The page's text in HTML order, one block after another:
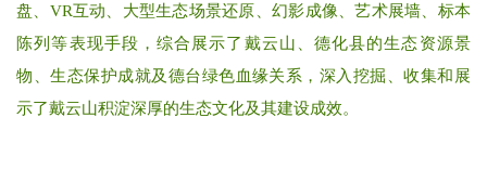
盘、VR互动、大型生态场景还原、幻影成像、艺术展墙、标本
陈列等表现手段，综合展示了戴云山、德化县的生态资源景
物、生态保护成就及德台绿色血缘关系，深入挖掘、收集和展
示了戴云山积淀深厚的生态文化及其建设成效。